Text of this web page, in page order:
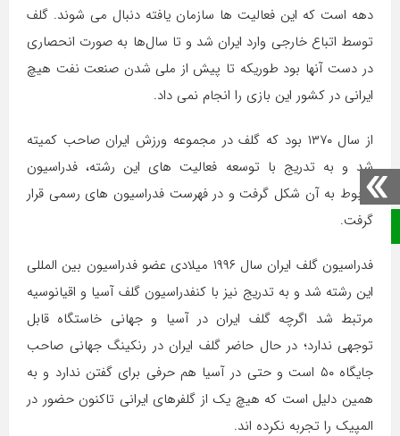
صفحه نخست
دهه است که این فعالیت ها سازمان یافته دنبال می شوند. گلف
توسط اتباع خارجی وارد ایران شد و تا سال‌ها به صورت انحصاری
در دست آنها بود طوریکه تا پیش از ملی شدن صنعت نفت هیچ
ایرانی در کشور این بازی را انجام نمی داد.
از سال ۱۳۷۰ بود که گلف در مجموعه ورزش ایران صاحب کمیته
شد و به تدریج با توسعه فعالیت های این رشته، فدراسیون
مربوط به آن شکل گرفت و در فهرست فدراسیون های رسمی قرار
گرفت.
فدراسیون گلف ایران سال ۱۹۹۶ میلادی عضو فدراسیون بین المللی
این رشته شد و به تدریج نیز با کنفدراسیون گلف آسیا و اقیانوسیه
مرتبط شد اگرچه گلف ایران در آسیا و جهانی خاستگاه قابل
توجهی ندارد؛ در حال حاضر گلف ایران در رنکینگ جهانی صاحب
جایگاه ۵۰ است و حتی در آسیا هم حرفی برای گفتن ندارد و به
همین دلیل است که هیچ یک از گلفرهای ایرانی تاکنون حضور در
المپیک را تجربه نکرده اند.